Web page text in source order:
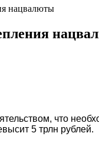
нацвалюты
что
5 трлн рублей.